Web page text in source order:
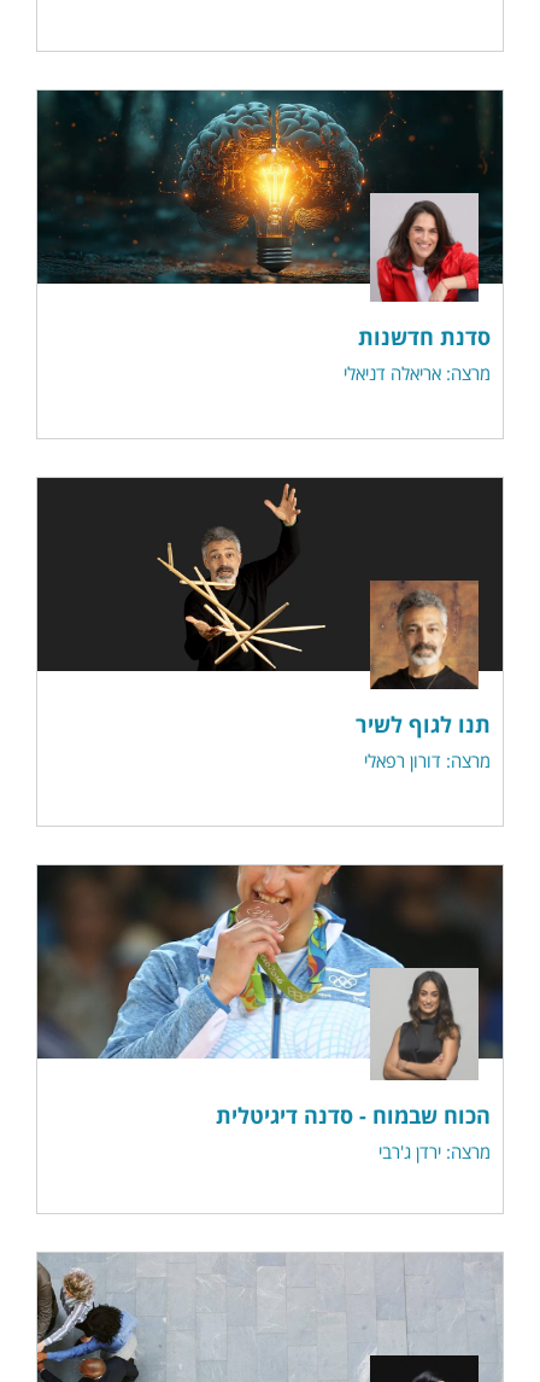
סדנת חדשנות
מרצה: אריאלה דניאלי
תנו לגוף לשיר
מרצה: דורון רפאלי
הכוח שבמוח - סדנה דיגיטלית
מרצה: ירדן ג'רבי